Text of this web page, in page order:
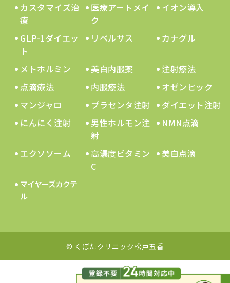
カスタマイズ治
療
医療アートメイ
ク
イオン導入
GLP-1ダイエッ
ト
リベルサス カナグル
メトホルミン 美白内服薬
注射療法
点滴療法
内服療法
オゼンピック
マンジャロ
プラセンタ注射
ダイエット注射
にんにく注射
男性ホルモン注
射
NMN点滴
エクソソーム
高濃度ビタミン
C
美白点滴
マイヤーズカクテ
ル
© くぼたクリニック松戸五香